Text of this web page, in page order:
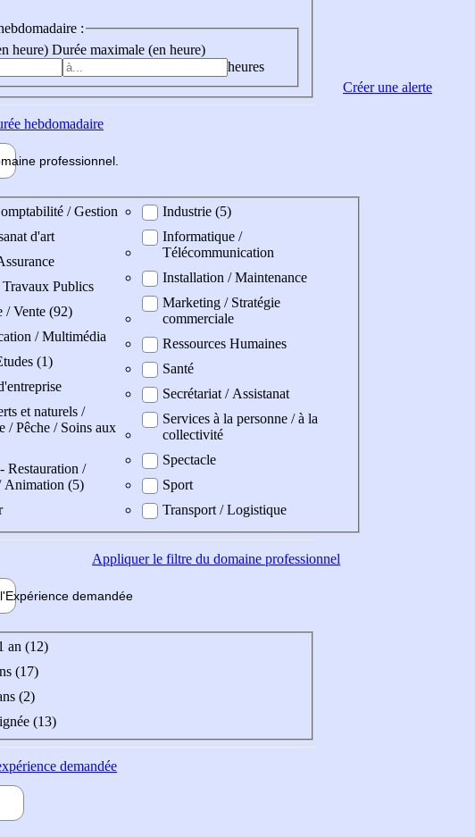
:
heure) Durée maximale (en heure)
heures
hebdomadaire
professionnel
/ Gestion
d'art
Publics
/ Vente (92)
/ Multimédia
(1)
et naturels /
/ Pêche / Soins aux
Restauration /
Animation (5)
Industrie (5)
Informatique /
Télécommunication
Installation / Maintenance
Marketing / Stratégie
commerciale
Ressources Humaines
Santé
Secrétariat / Assistanat
Services à la personne / à la
collectivité
Spectacle
Sport
Transport / Logistique
Appliquerle filtre du domaine professionnel
Expérience demandée
an (12)
(17)
(2)
(13)
demandée
Créer une alerte